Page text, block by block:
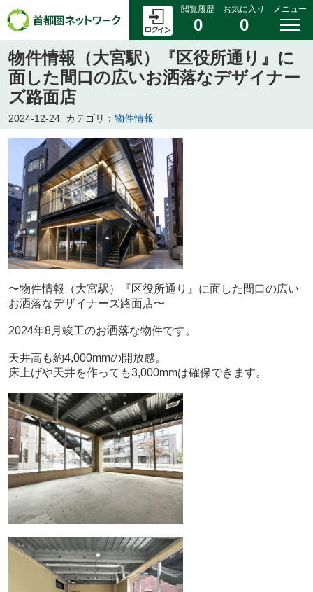
閲覧履歴
0
お気に入り
0
メニュー
物件情報（大宮駅）『区役所通り』に
面した間口の広いお洒落なデザイナー
ズ路面店
2024-12-24 カテゴリ： 物件情報
〜物件情報（大宮駅）『区役所通り』に面した間口の広い
お洒落なデザイナーズ路面店〜
2024年8月竣工のお洒落な物件です。
天井高も約4,000mmの開放感。
床上げや天井を作っても3,000mmは確保できます。